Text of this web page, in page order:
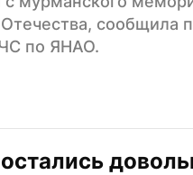
сообщила
по ЯНАО.